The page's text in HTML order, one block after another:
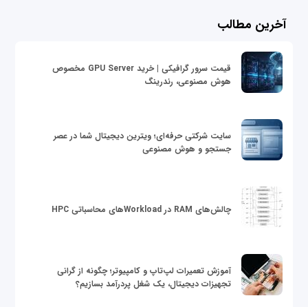
آخرین مطالب
قیمت سرور گرافیکی | خرید GPU Server مخصوص
هوش مصنوعی، رندرینگ
سایت شرکتی حرفه‌ای؛ ویترین دیجیتال شما در عصر
جستجو و هوش مصنوعی
چالش‌های RAM در Workloadهای محاسباتی HPC
آموزش تعمیرات لپ‌تاپ و کامپیوتر؛ چگونه از گرانی
تجهیزات دیجیتال، یک شغل پردرآمد بسازیم؟